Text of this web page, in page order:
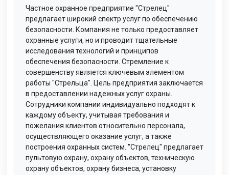
Частное охранное предприятие "Стрелец"
предлагает широкий спектр услуг по обеспечению
безопасности. Компания не только предоставляет
охранные услуги, но и проводит тщательные
исследования технологий и принципов
обеспечения безопасности. Стремление к
совершенству является ключевым элементом
работы "Стрельца". Цель предприятия заключается
в предоставлении надежных услуг охраны.
Сотрудники компании индивидуально подходят к
каждому объекту, учитывая требования и
пожелания клиентов относительно персонала,
осуществляющего оказание услуг, а также
построения охранных систем. "Стрелец" предлагает
пультовую охрану, охрану объектов, техническую
охрану объектов, охрану бизнеса, установку